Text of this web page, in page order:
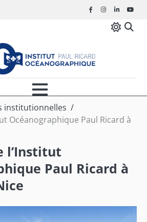
FacebookInstagram
Linkedin
institutionnelles
Océanographique Paul Ricard à
l’Institut
Paul Ricard à